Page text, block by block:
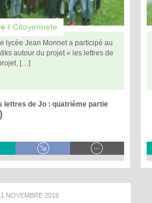
/ Citoyennete
lycée Jean Monnet a participé au
autour du projet « les lettres de
[…]
lettres de Jo : quatrième partie
NOVEMBRE 2018